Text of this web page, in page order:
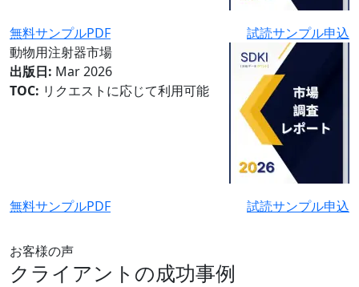
無料サンプルPDF
試読サンプル申込
動物用注射器市場
出版日: Mar 2026
TOC: リクエストに応じて利用可能
無料サンプルPDF 試読サンプル申込
お客様の声
クライアントの成功事例